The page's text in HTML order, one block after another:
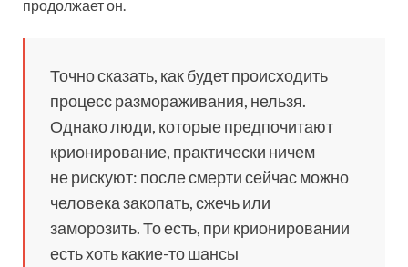
продолжает он.
Точно сказать, как будет происходить
процесс размораживания, нельзя.
Однако люди, которые предпочитают
крионирование, практически ничем
не рискуют: после смерти сейчас можно
человека закопать, сжечь или
заморозить. То есть, при крионировании
есть хоть какие-то шансы